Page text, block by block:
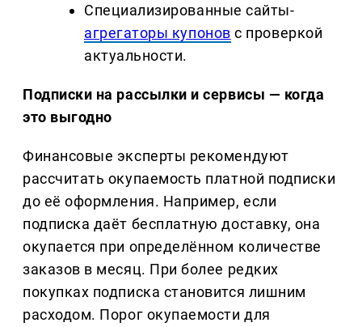
Специализированные сайты-
агрегаторы купонов с проверкой
актуальности.
Подписки на рассылки и сервисы — когда
это выгодно
Финансовые эксперты рекомендуют
рассчитать окупаемость платной подписки
до её оформления. Например, если
подписка даёт бесплатную доставку, она
окупается при определённом количестве
заказов в месяц. При более редких
покупках подписка становится лишним
расходом. Порог окупаемости для